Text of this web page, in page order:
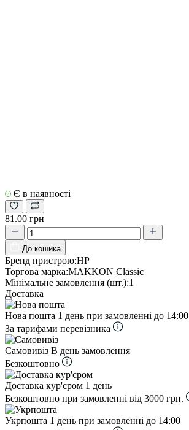
Є в наявності
81.00 грн
До кошика
Бренд пристрою:HP
Торгова марка:MAKKON Classic
Мінімальне замовлення (шт.):1
Доставка
Нова пошта 1 день при замовленні до 14:00
За тарифами перевізника
Самовивіз В день замовлення
Безкоштовно
Доставка кур'єром 1 день
Безкоштовно при замовленні від 3000 грн.
Укрпошта 1 день при замовленні до 14:00